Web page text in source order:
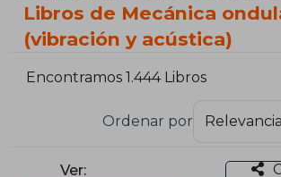
Libros de Mecánica
(vibración y acústica)
Encontramos 1.444 Libros
Ordenar por
Ver: